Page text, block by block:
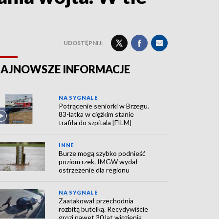
UDOSTĘPNIJ:
INFORMACJE
NA SYGNALE
Potrącenie seniorki w Brzegu.
83-latka w ciężkim stanie
trafiła do szpitala [FILM]
INNE
Burze mogą szybko podnieść
poziom rzek. IMGW wydał
ostrzeżenie dla regionu
NA SYGNALE
Zaatakował przechodnia
rozbitą butelką. Recydywiście
grozi nawet 30 lat więzienia